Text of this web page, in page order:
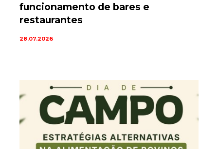
funcionamento de bares e
restaurantes
28.07.2026